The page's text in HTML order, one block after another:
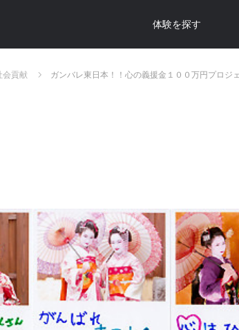
体験を探す
会貢献 ガンバレ東日本！！心の義援金１００万円プロジ